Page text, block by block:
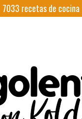
7033 recetas de